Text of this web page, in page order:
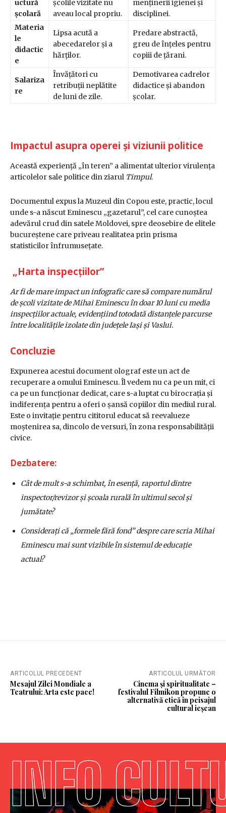
uctură
școlară
școlile vizitate nu
aveau local propriu.
menținerii igienei și
disciplinei.
Materia
le
didactic
e
Lipsa acută a
abecedarelor și a
hărților.
Predare abstractă,
greu de înțeles pentru
copiii de țărani.
Salariza
re
Învățători cu
retribuții neplătite
de luni de zile.
Demotivarea cadrelor
didactice și abandon
școlar.
Impactul asupra operei și viziunii politice
Această experiență „în teren” a alimentat ulterior virulența
articolelor sale politice din ziarul Timpul.
Documentul expus la Muzeul din Copou este, practic, locul
unde s-a născut Eminescu „gazetarul”, cel care cunoștea
adevărul crud din satele Moldovei, spre deosebire de elitele
bucureștene care priveau realitatea prin prisma
statisticilor înfrumusețate.
„Harta inspecțiilor”
Ar fi de mare impact un infografic care să compare numărul
de școli vizitate de Mihai Eminescu în doar 10 luni cu media
inspecțiilor actuale, evidențiind totodată distanțele parcurse
între localitățile izolate din județele Iași și Vaslui.
Concluzie
Expunerea acestui document olograf este un act de
recuperare a omului Eminescu. Îl vedem nu ca pe un mit, ci
ca pe un funcționar dedicat, care s-a luptat cu birocrația și
indiferența pentru a oferi o șansă copiilor din mediul rural.
Este o invitație pentru cititorul educat să reevalueze
moștenirea sa, dincolo de versuri, în zona responsabilității
civice.
Dezbatere:
Cât de mult s-a schimbat, în esență, raportul dintre
inspector/revizor și școala rurală în ultimul secol și
jumătate?
Considerați că „formele fără fond” despre care scria Mihai
Eminescu mai sunt vizibile în sistemul de educație
actual?
ARTICOLUL PRECEDENT
Mesajul Zilei Mondiale a
Teatrului: Arta este pace!
ARTICOLUL URMĂTOR
Cinema și spiritualitate –
festivalul Filmikon propune o
alternativă etică în peisajul
cultural ieșean